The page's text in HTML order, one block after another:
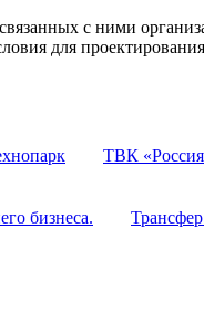
с ними
для
ТВК
бизнеса.